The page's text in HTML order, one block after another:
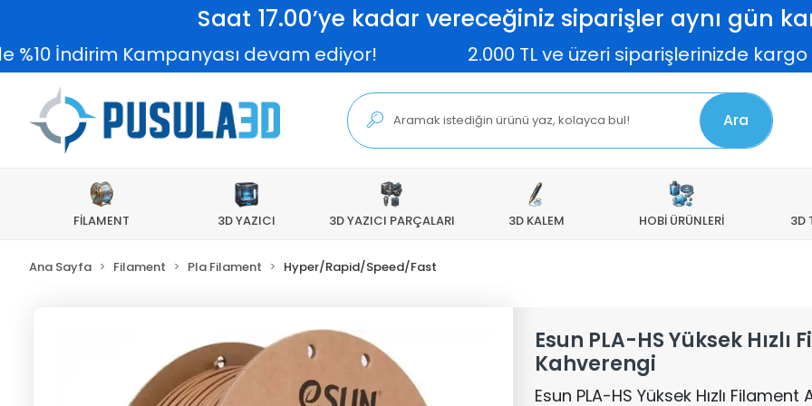
Saat 17.00’ye kadar vereceğiniz siparişler aynı gün
Kampanyası devam ediyor! 2.000 TL ve üzeri siparişlerinizde kargo
Ara
FİLAMENT 3D YAZICI 3D YAZICI PARÇALARI 3D KALEM HOBİ ÜRÜNLERİ 3D
Ana Sayfa Filament Pla Filament Hyper/Rapid/Speed/Fast
Esun PLA-HS Yüksek Hızlı
Kahverengi
Esun PLA-HS Yüksek Hızlı Filament